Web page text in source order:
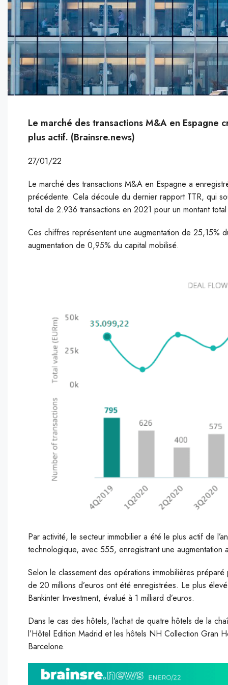
Le marché des transactions M&A en
plus actif. (Brainsre.news)
27/01/22
Le marché des transactions M&A en Espagne a
précédente. Cela découle du dernier rapport TTR, qui
total de 2.936 transactions en 2021 pour un montant
Ces chiffres représentent une augmentation de 25,15%
augmentation de 0,95% du capital mobilisé.
Par activité, le secteur immobilier a été le plus actif de
technologique, avec 555, enregistrant une
Selon le classement des opérations immobilières
de 20 millions d’euros ont été enregistrées. Le plus
Bankinter Investment, évalué à 1 milliard d’euros.
Dans le cas des hôtels, l’achat de quatre hôtels de la
l’Hôtel Edition Madrid et les hôtels NH Collection Gran
Barcelone.